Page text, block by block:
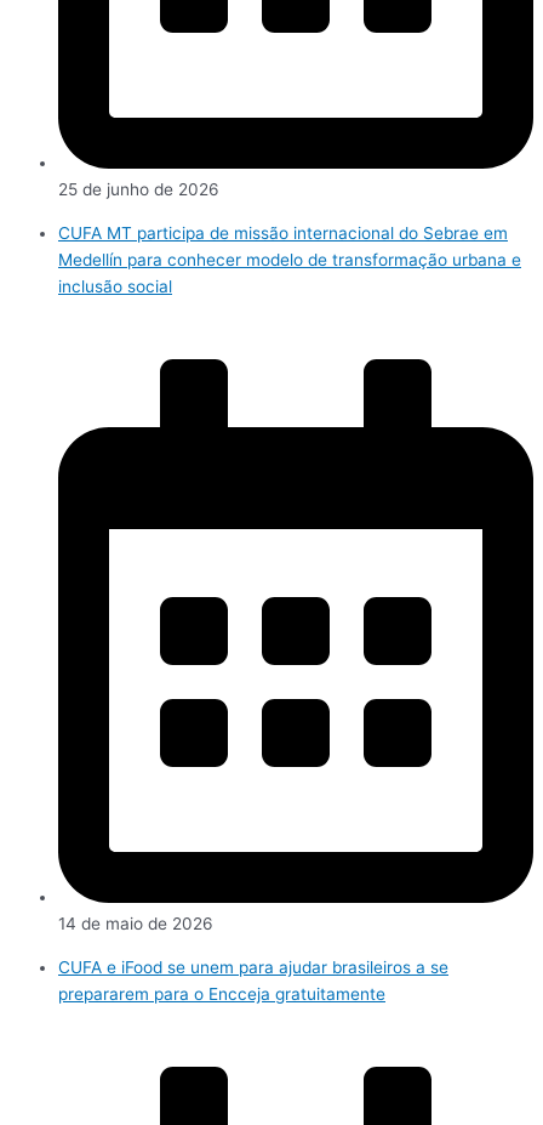
25 de junho de 2026
CUFA MT participa de missão internacional do Sebrae em
Medellín para conhecer modelo de transformação urbana e
inclusão social
14 de maio de 2026
CUFA e iFood se unem para ajudar brasileiros a se
prepararem para o Encceja gratuitamente